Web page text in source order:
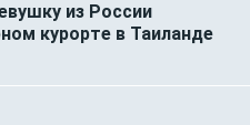
из России
курорте в Таиланде